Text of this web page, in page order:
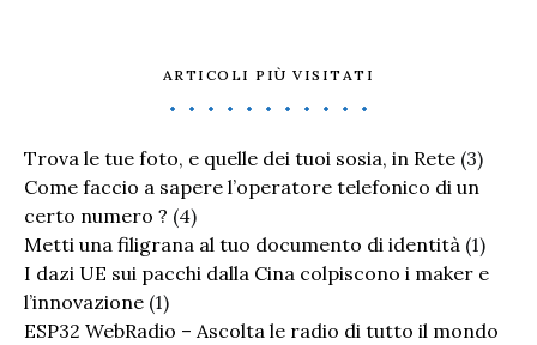
ARTICOLI PIÙ VISITATI
Trova le tue foto, e quelle dei tuoi sosia, in Rete (3)
Come faccio a sapere l’operatore telefonico di un
certo numero ? (4)
Metti una filigrana al tuo documento di identità (1)
I dazi UE sui pacchi dalla Cina colpiscono i maker e
l’innovazione (1)
ESP32 WebRadio – Ascolta le radio di tutto il mondo